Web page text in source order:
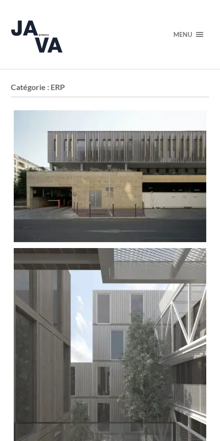
MENU
Catégorie : ERP